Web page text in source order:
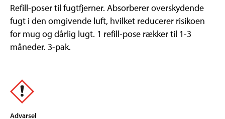
Refill-poser til fugtfjerner. Absorberer overskydende
fugt i den omgivende luft, hvilket reducerer risikoen
for mug og dårlig lugt. 1 refill-pose rækker til 1-3
måneder. 3-pak.
Advarsel